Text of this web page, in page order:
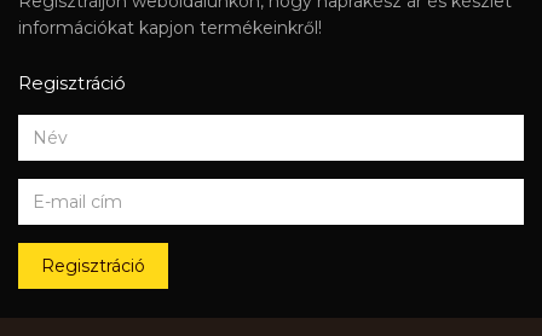
információkat kapjon termékeinkről!
Regisztráció
Regisztráció